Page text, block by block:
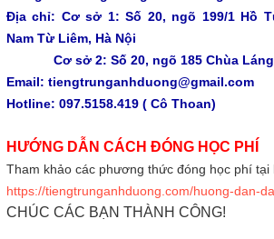
Địa chỉ: Cơ sở 1: Số 20, ngõ 199/1 Hồ
Nam Từ Liêm, Hà Nội
Cơ sở 2: Số 20, ngõ 185 Chùa Láng
Email: tiengtrunganhduong@gmail.com
Hotline: 097.5158.419 ( Cô Thoan)
HƯỚNG DẪN CÁCH ĐÓNG HỌC PHÍ
Tham khảo các phương thức đóng học phí tại
https://tiengtrunganhduong.com/huong-dan-
CHÚC CÁC BẠN THÀNH CÔNG!